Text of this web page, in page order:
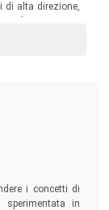
di alta direzione,
pubbliche
i concetti di
sperimentata in